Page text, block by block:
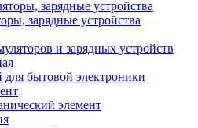
зарядные устройства
и зарядных устройств
для бытовой электроники
элемент